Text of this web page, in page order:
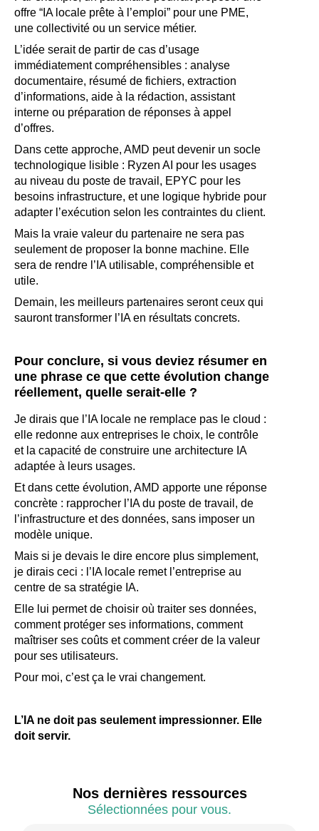
offre “IA locale prête à l’emploi” pour une PME,
une collectivité ou un service métier.
L’idée serait de partir de cas d’usage
immédiatement compréhensibles : analyse
documentaire, résumé de fichiers, extraction
d’informations, aide à la rédaction, assistant
interne ou préparation de réponses à appel
d’offres.
Dans cette approche, AMD peut devenir un socle
technologique lisible : Ryzen AI pour les usages
au niveau du poste de travail, EPYC pour les
besoins infrastructure, et une logique hybride pour
adapter l’exécution selon les contraintes du client.
Mais la vraie valeur du partenaire ne sera pas
seulement de proposer la bonne machine. Elle
sera de rendre l’IA utilisable, compréhensible et
utile.
Demain, les meilleurs partenaires seront ceux qui
sauront transformer l’IA en résultats concrets.
Pour conclure, si vous deviez résumer en
une phrase ce que cette évolution change
réellement, quelle serait-elle ?
Je dirais que l’IA locale ne remplace pas le cloud :
elle redonne aux entreprises le choix, le contrôle
et la capacité de construire une architecture IA
adaptée à leurs usages.
Et dans cette évolution, AMD apporte une réponse
concrète : rapprocher l’IA du poste de travail, de
l’infrastructure et des données, sans imposer un
modèle unique.
Mais si je devais le dire encore plus simplement,
je dirais ceci : l’IA locale remet l’entreprise au
centre de sa stratégie IA.
Elle lui permet de choisir où traiter ses données,
comment protéger ses informations, comment
maîtriser ses coûts et comment créer de la valeur
pour ses utilisateurs.
Pour moi, c’est ça le vrai changement.
L’IA ne doit pas seulement impressionner. Elle
doit servir.
Nos dernières ressources
Sélectionnées pour vous.